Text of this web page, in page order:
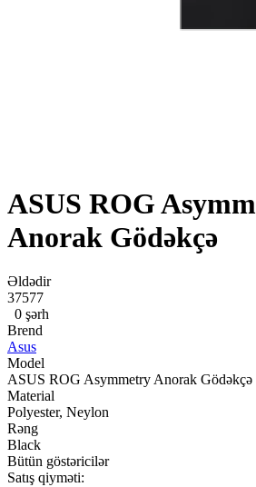
ASUS ROG
Anorak Gödəkçə
Əldədir
37577
0 şərh
Brend
Asus
Model
ASUS ROG Asymmetry Anorak Gödəkçə
Material
Polyester, Neylon
Rəng
Black
Bütün göstəricilər
Satış qiyməti: